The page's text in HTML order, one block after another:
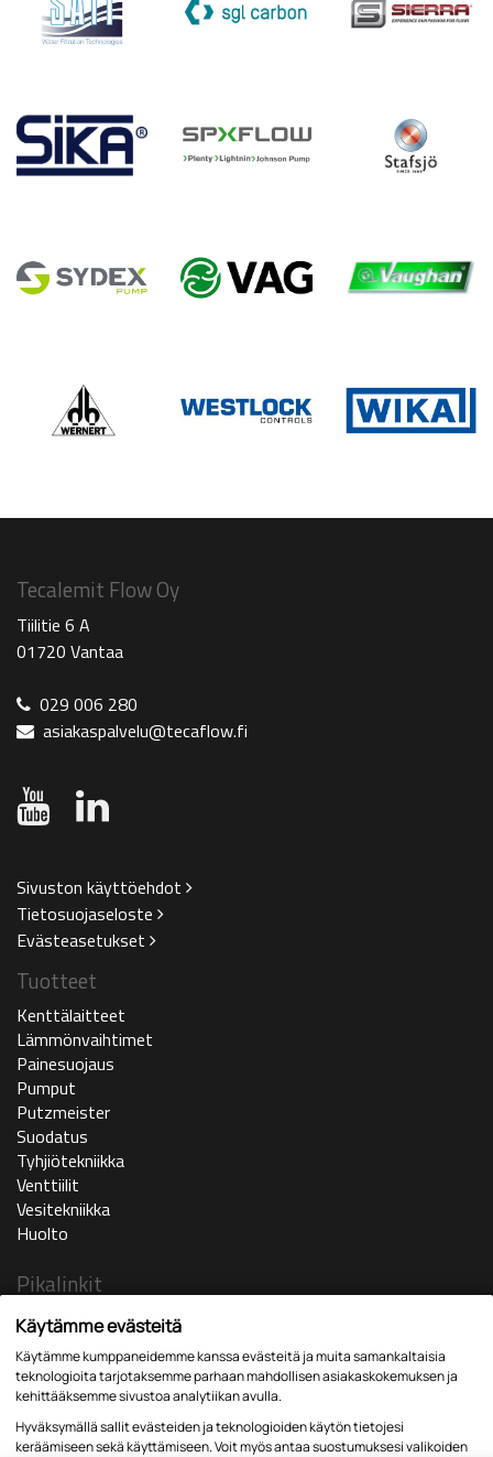
Tecalemit Flow Oy
Tiilitie 6 A
01720 Vantaa
029 006 280
asiakaspalvelu@tecaflow.fi
Sivuston käyttöehdot
Tietosuojaseloste
Evästeasetukset
Tuotteet
Kenttälaitteet
Lämmönvaihtimet
Painesuojaus
Pumput
Putzmeister
Suodatus
Tyhjiötekniikka
Venttiilit
Vesitekniikka
Huolto
Pikalinkit
Ajankohtaista
Yritys
In english
Huoltopyyntö
Yhteystiedot
Lomakkeet
Käytämme evästeitä
Käytämme kumppaneidemme kanssa evästeitä ja muita samankaltaisia
teknologioita tarjotaksemme parhaan mahdollisen asiakaskokemuksen ja
kehittääksemme sivustoa analytiikan avulla.
Hyväksymällä sallit evästeiden ja teknologioiden käytön tietojesi
keräämiseen sekä käyttämiseen. Voit myös antaa suostumuksesi valikoiden